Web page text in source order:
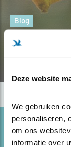
Deze website
We gebruiken
personaliseren,
om ons
informatie over
Blog
11
Blog
2E LEG